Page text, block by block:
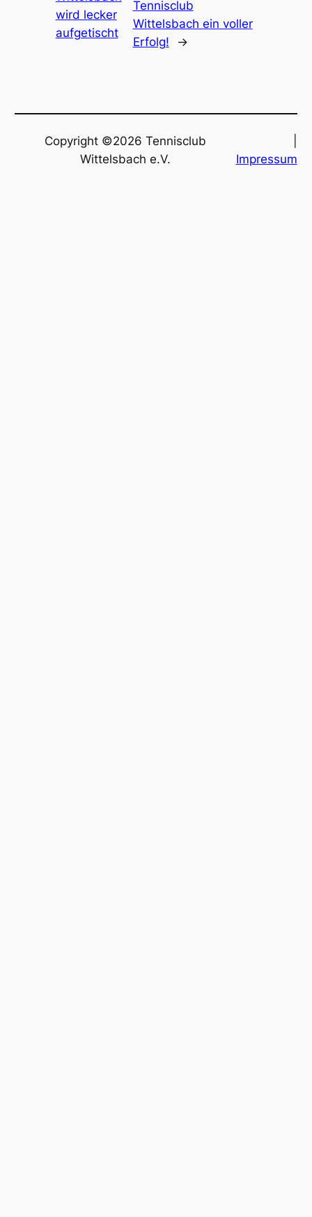
wird lecker
aufgetischt
Tennisclub
Wittelsbach ein voller
Erfolg!
→
Copyright ©2026 Tennisclub
Wittelsbach e.V.
Impressum